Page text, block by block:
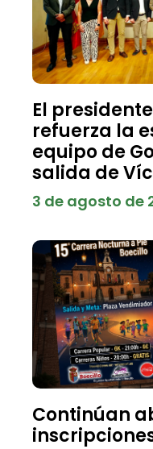
El
refuerza la
equipo de
salida de
3 de agosto de
Continúan